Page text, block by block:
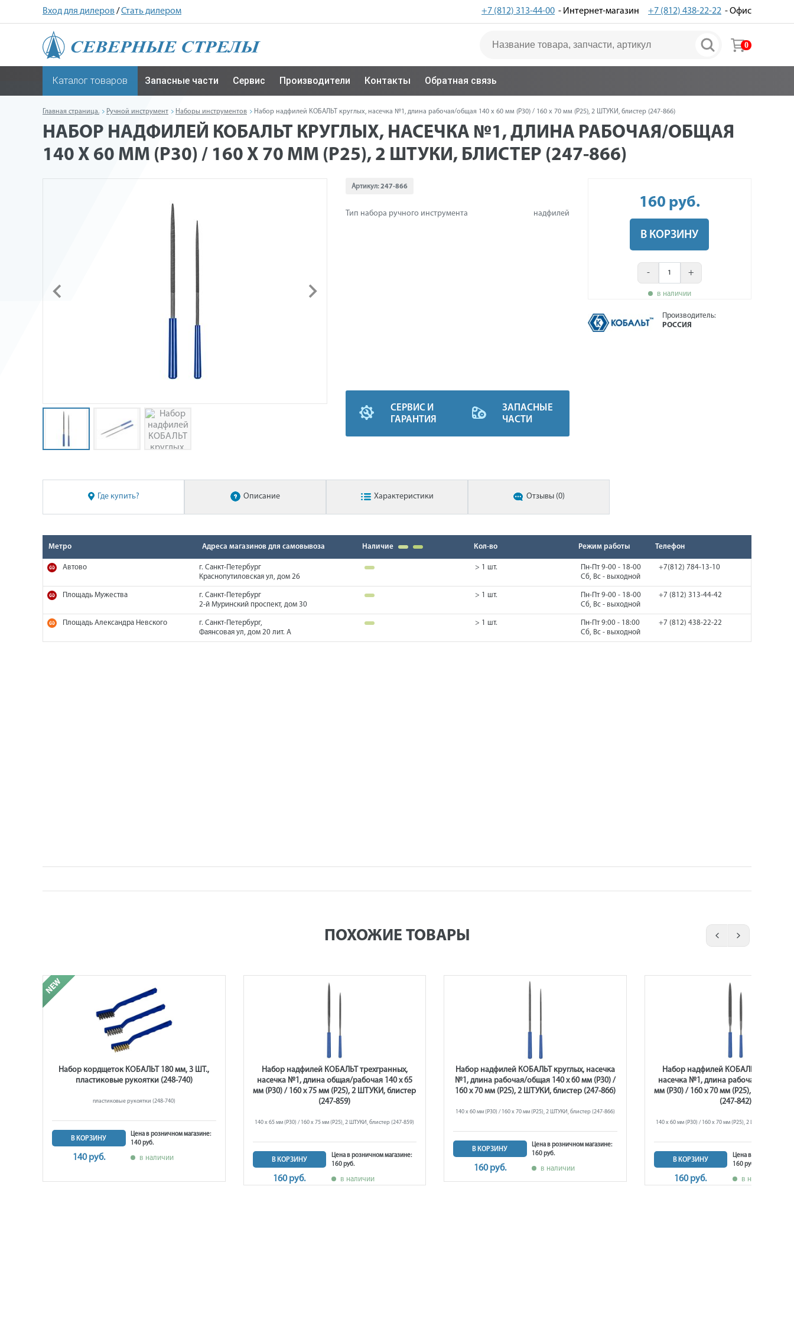
Вход для дилеров/Стать дилером +7 (812) 313-44-00 - Интернет-магазин +7 (812) 438-22-22 - Офис
0
Каталог товаров Запасные части Сервис Производители Контакты Обратная связь
Главная страница. Ручной инструмент Наборы инструментов Набор надфилей КОБАЛЬТ круглых, насечка №1, длина рабочая/общая 140 х 60 мм (Р30) / 160 х 70 мм (Р25), 2 ШТУКИ, блистер (247-866)
НАБОР НАДФИЛЕЙ КОБАЛЬТ КРУГЛЫХ, НАСЕЧКА №1, ДЛИНА РАБОЧАЯ/ОБЩАЯ
140 Х 60 ММ (Р30) / 160 Х 70 ММ (Р25), 2 ШТУКИ, БЛИСТЕР (247-866)
Артикул:247-866
Тип набора ручного инструмента надфилей
СЕРВИС И
ГАРАНТИЯ
ЗАПАСНЫЕ
ЧАСТИ
160 руб.
В КОРЗИНУ
- +
в наличии
Производитель:
РОССИЯ
Где купить? Описание Характеристики Отзывы (0)
Метро Адреса магазинов для самовывоза Наличие Кол-во Режим работы Телефон
Автово
г. Санкт-Петербург
Краснопутиловская ул, дом 26
> 1 шт.
Пн-Пт 9-00 - 18-00
Сб, Вс - выходной
+7(812) 784-13-10
Площадь Мужества
г. Санкт-Петербург
2-й Муринский проспект, дом 30
> 1 шт.
Пн-Пт 9-00 - 18-00
Сб, Вс - выходной
+7 (812) 313-44-42
Площадь Александра Невского
г. Санкт-Петербург,
Фаянсовая ул, дом 20 лит. А
> 1 шт.
Пн-Пт 9:00 - 18:00
Сб, Вс - выходной
+7 (812) 438-22-22
ПОХОЖИЕ ТОВАРЫ
Набор кордщеток КОБАЛЬТ 180 мм, 3 ШТ.,
пластиковые рукоятки (248-740)
пластиковые рукоятки (248-740)
В КОРЗИНУ
140 руб.
Цена в розничном магазине:
140 руб.
в наличии
Набор надфилей КОБАЛЬТ трехгранных,
насечка №1, длина общая/рабочая 140 х 65
мм (Р30) / 160 х 75 мм (Р25), 2 ШТУКИ, блистер
(247-859)
140 х 65 мм (Р30) / 160 х 75 мм (Р25), 2 ШТУКИ, блистер (247-859)
В КОРЗИНУ
160 руб.
Цена в розничном магазине:
160 руб.
в наличии
Набор надфилей КОБАЛЬТ круглых, насечка
№1, длина рабочая/общая 140 х 60 мм (Р30) /
160 х 70 мм (Р25), 2 ШТУКИ, блистер (247-866)
140 х 60 мм (Р30) / 160 х 70 мм (Р25), 2 ШТУКИ, блистер (247-866)
В КОРЗИНУ
160 руб.
Цена в розничном магазине:
160 руб.
в наличии
Набор надфилей КОБАЛЬТ
насечка №1, длина рабочая/общая
мм (Р30) / 160 х 70 мм (Р25), 2 ШТУКИ,
(247-842)
140 х 60 мм (Р30) / 160 х 70 мм (Р25), 2 ШТУКИ, блистер
В КОРЗИНУ
160 руб.
Цена в розничном
160 руб.
в наличии